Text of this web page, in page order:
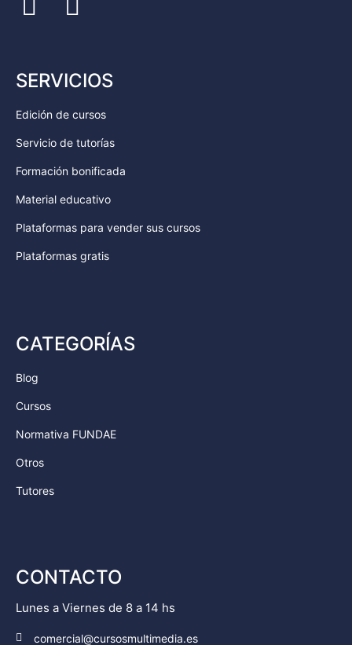
SERVICIOS
Edición de cursos
Servicio de tutorías
Formación bonificada
Material educativo
Plataformas para vender sus cursos
Plataformas gratis
CATEGORÍAS
Blog
Cursos
Normativa FUNDAE
Otros
Tutores
CONTACTO
Lunes a Viernes de 8 a 14 hs
comercial@cursosmultimedia.es